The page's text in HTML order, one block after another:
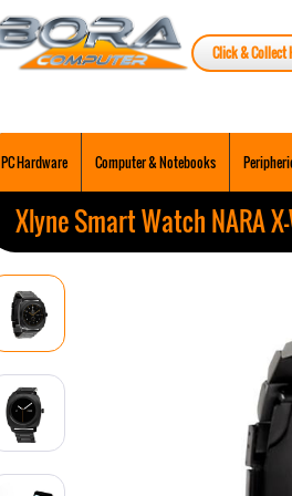
Click & Collect
PC Hardware Computer & Notebooks
Xlyne Smart Watch NARA